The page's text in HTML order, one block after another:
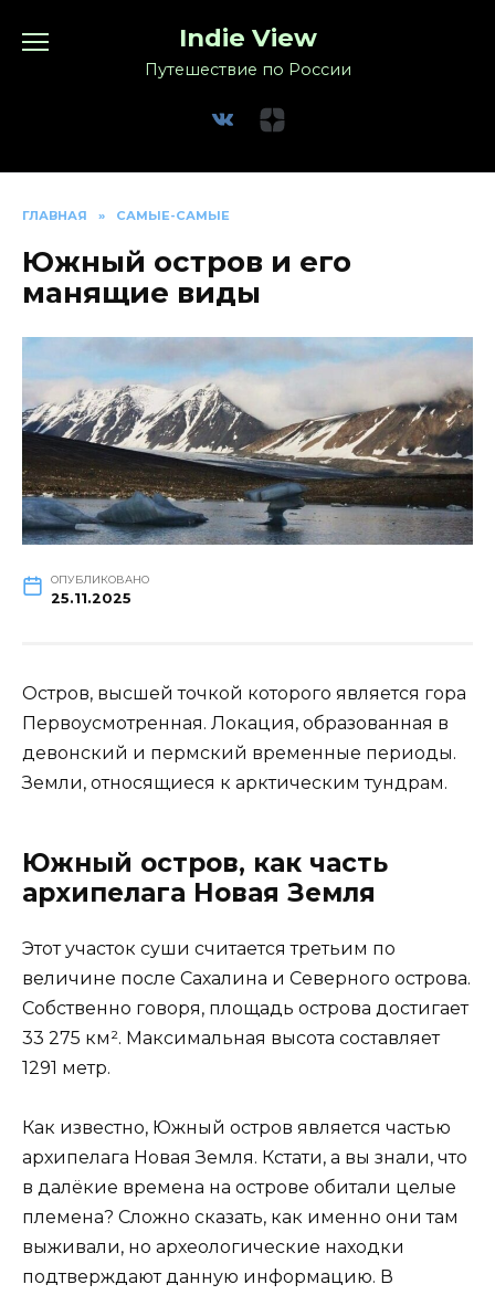
Indie View
Путешествие по России
ГЛАВНАЯ » САМЫЕ-САМЫЕ
Южный остров и его
манящие виды
ОПУБЛИКОВАНО
25.11.2025
Остров, высшей точкой которого является гора
Первоусмотренная. Локация, образованная в
девонский и пермский временные периоды.
Земли, относящиеся к арктическим тундрам.
Южный остров, как часть
архипелага Новая Земля
Этот участок суши считается третьим по
величине после Сахалина и Северного острова.
Собственно говоря, площадь острова достигает
33 275 км². Максимальная высота составляет
1291 метр.
Как известно, Южный остров является частью
архипелага Новая Земля. Кстати, а вы знали, что
в далёкие времена на острове обитали целые
племена? Сложно сказать, как именно они там
выживали, но археологические находки
подтверждают данную информацию. В